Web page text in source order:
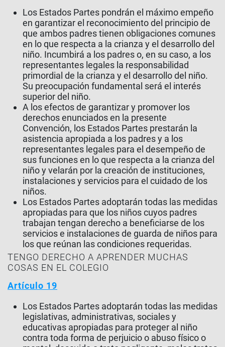
Los Estados Partes pondrán el máximo empeño
en garantizar el reconocimiento del principio de
que ambos padres tienen obligaciones comunes
en lo que respecta a la crianza y el desarrollo del
niño. Incumbirá a los padres o, en su caso, a los
representantes legales la responsabilidad
primordial de la crianza y el desarrollo del niño.
Su preocupación fundamental será el interés
superior del niño.
A los efectos de garantizar y promover los
derechos enunciados en la presente
Convención, los Estados Partes prestarán la
asistencia apropiada a los padres y a los
representantes legales para el desempeño de
sus funciones en lo que respecta a la crianza del
niño y velarán por la creación de instituciones,
instalaciones y servicios para el cuidado de los
niños.
Los Estados Partes adoptarán todas las medidas
apropiadas para que los niños cuyos padres
trabajan tengan derecho a beneficiarse de los
servicios e instalaciones de guarda de niños para
los que reúnan las condiciones requeridas.
TENGO DERECHO A APRENDER MUCHAS
COSAS EN EL COLEGIO
Artículo 19
Los Estados Partes adoptarán todas las medidas
legislativas, administrativas, sociales y
educativas apropiadas para proteger al niño
contra toda forma de perjuicio o abuso físico o